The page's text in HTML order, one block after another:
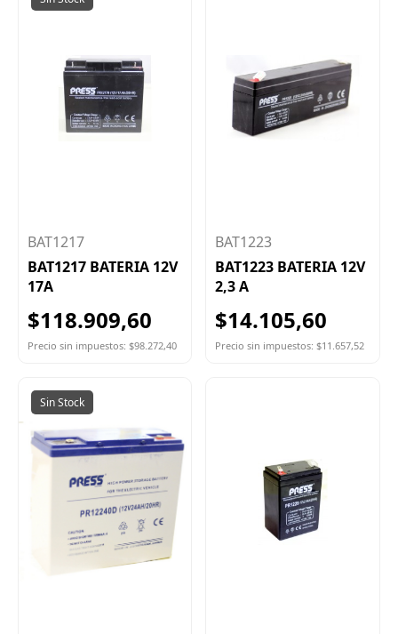
BAT1217
BAT1217 BATERIA 12V
17A
$118.909,60
Precio sin impuestos: $98.272,40
BAT1223
BAT1223 BATERIA 12V
2,3 A
$14.105,60
Precio sin impuestos: $11.657,52
Sin Stock